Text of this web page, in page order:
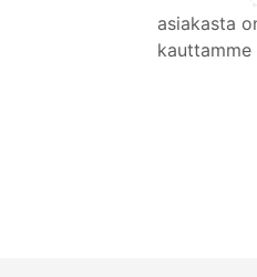
asiakasta
kauttamme
Tavoita